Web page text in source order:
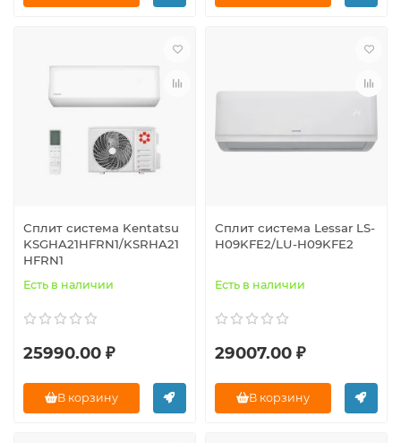
Сплит система Kentatsu
KSGHA21HFRN1/KSRHA21
HFRN1
Есть в наличии
25990.00 ₽
В корзину
Сплит система Lessar LS-
H09KFE2/LU-H09KFE2
Есть в наличии
29007.00 ₽
В корзину